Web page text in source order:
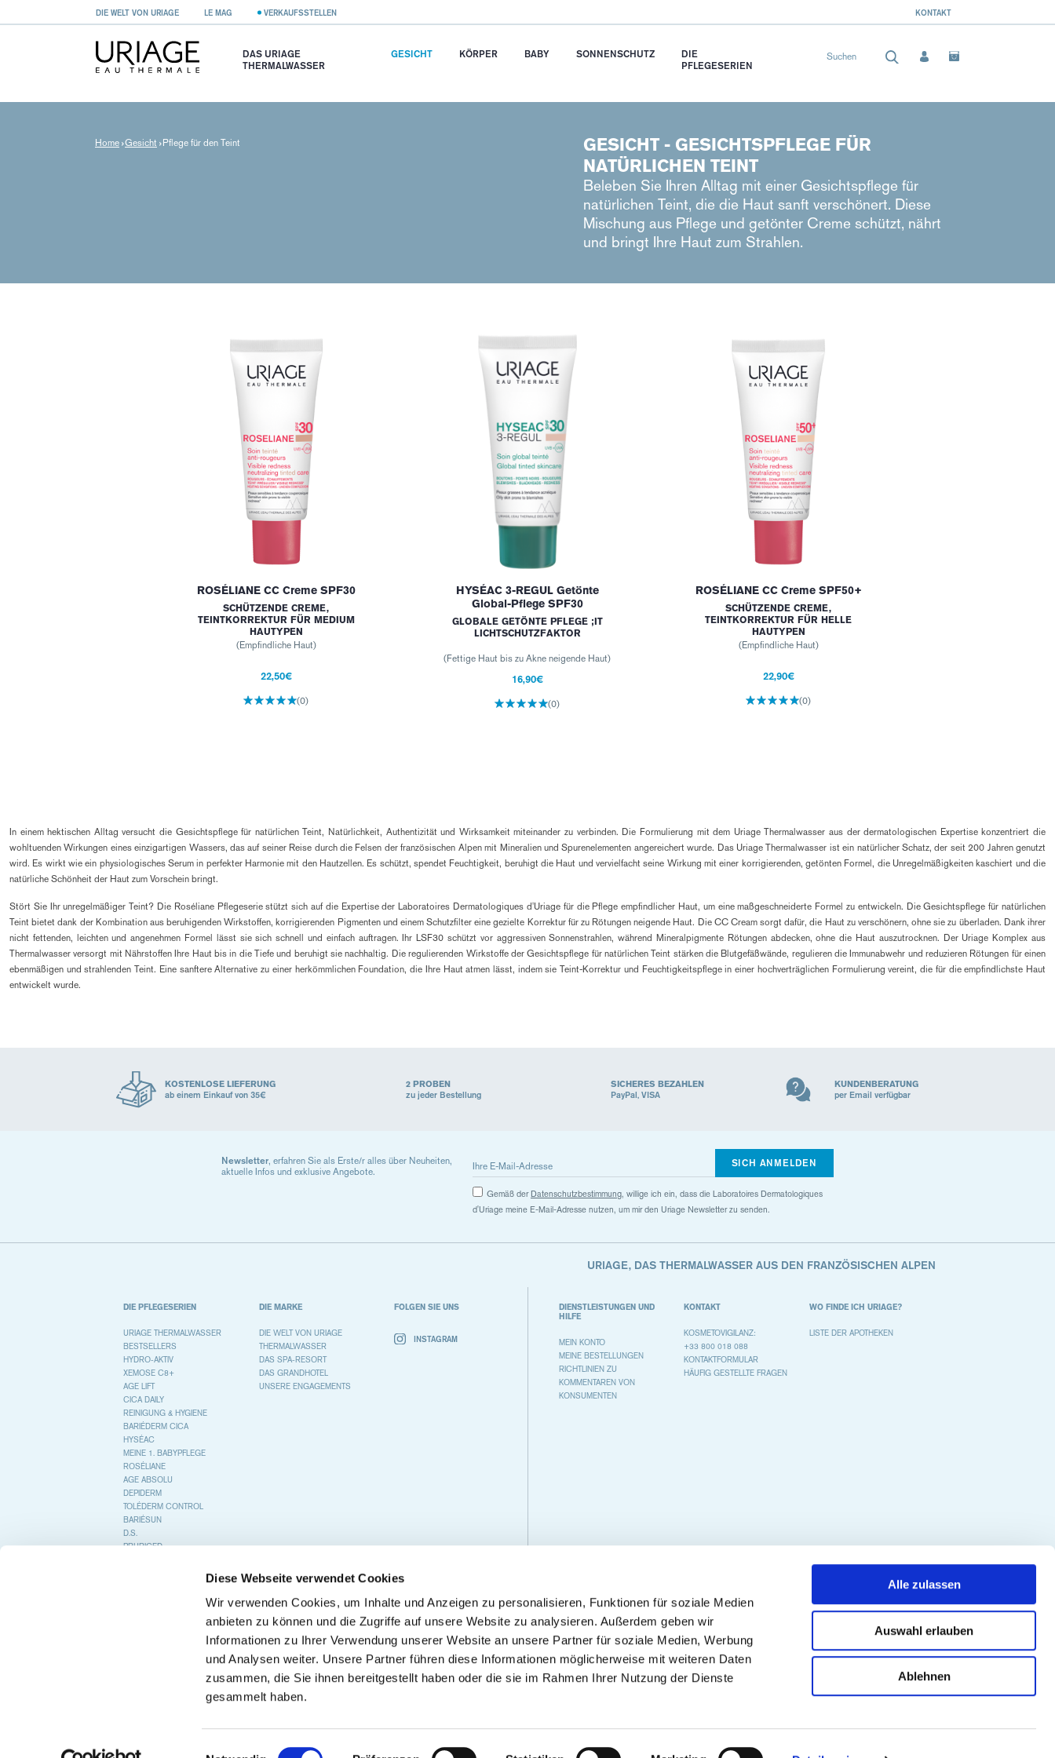
Diese Webseite verwendet Cookies
Wir verwenden Cookies, um Inhalte und Anzeigen zu personalisieren, Funktionen für soziale Medien
anbieten zu können und die Zugriffe auf unsere Website zu analysieren. Außerdem geben wir
Informationen zu Ihrer Verwendung unserer Website an unsere Partner für soziale Medien, Werbung
und Analysen weiter. Unsere Partner führen diese Informationen möglicherweise mit weiteren Daten
zusammen, die Sie ihnen bereitgestellt haben oder die sie im Rahmen Ihrer Nutzung der Dienste
gesammelt haben.
Einwilligungsauswahl
Alle zulassen
Auswahl erlauben
Ablehnen
DIE WELT VON URIAGE LE MAG VERKAUFSSTELLEN KONTAKT
DAS URIAGE
THERMALWASSER
GESICHT KÖRPER BABY SONNENSCHUTZ
DIE
PFLEGESERIEN
Home Gesicht Pflege für den Teint
GESICHT - GESICHTSPFLEGE FÜR
NATÜRLICHEN TEINT
Beleben Sie Ihren Alltag mit einer Gesichtspflege für
natürlichen Teint, die die Haut sanft verschönert. Diese
Mischung aus Pflege und getönter Creme schützt, nährt
und bringt Ihre Haut zum Strahlen.
ROSÉLIANE CC Creme SPF30
SCHÜTZENDE CREME,
TEINTKORREKTUR FÜR MEDIUM
HAUTYPEN
(Empfindliche Haut)
22,50€
(0)
HYSÉAC 3-REGUL Getönte
Global-Pflege SPF30
GLOBALE GETÖNTE PFLEGE ;IT
LICHTSCHUTZFAKTOR
(Fettige Haut bis zu Akne neigende Haut)
16,90€
(0)
ROSÉLIANE CC Creme SPF50+
SCHÜTZENDE CREME,
TEINTKORREKTUR FÜR HELLE
HAUTYPEN
(Empfindliche Haut)
22,90€
(0)
In einem hektischen Alltag versucht die Gesichtspflege für natürlichen Teint, Natürlichkeit, Authentizität und Wirksamkeit miteinander zu verbinden. Die Formulierung mit dem Uriage Thermalwasser aus der dermatologischen Expertise konzentriert die
wohltuenden Wirkungen eines einzigartigen Wassers, das auf seiner Reise durch die Felsen der französischen Alpen mit Mineralien und Spurenelementen angereichert wurde. Das Uriage Thermalwasser ist ein natürlicher Schatz, der seit 200 Jahren genutzt
wird. Es wirkt wie ein physiologisches Serum in perfekter Harmonie mit den Hautzellen. Es schützt, spendet Feuchtigkeit, beruhigt die Haut und vervielfacht seine Wirkung mit einer korrigierenden, getönten Formel, die Unregelmäßigkeiten kaschiert und die
natürliche Schönheit der Haut zum Vorschein bringt.
Stört Sie Ihr unregelmäßiger Teint? Die Roséliane Pflegeserie stützt sich auf die Expertise der Laboratoires Dermatologiques d'Uriage für die Pflege empfindlicher Haut, um eine maßgeschneiderte Formel zu entwickeln. Die Gesichtspflege für natürlichen
Teint bietet dank der Kombination aus beruhigenden Wirkstoffen, korrigierenden Pigmenten und einem Schutzfilter eine gezielte Korrektur für zu Rötungen neigende Haut. Die CC Cream sorgt dafür, die Haut zu verschönern, ohne sie zu überladen. Dank ihrer
nicht fettenden, leichten und angenehmen Formel lässt sie sich schnell und einfach auftragen. Ihr LSF30 schützt vor aggressiven Sonnenstrahlen, während Mineralpigmente Rötungen abdecken, ohne die Haut auszutrocknen. Der Uriage Komplex aus
Thermalwasser versorgt mit Nährstoffen Ihre Haut bis in die Tiefe und beruhigt sie nachhaltig. Die regulierenden Wirkstoffe der Gesichtspflege für natürlichen Teint stärken die Blutgefäßwände, regulieren die Immunabwehr und reduzieren Rötungen für einen
ebenmäßigen und strahlenden Teint. Eine sanftere Alternative zu einer herkömmlichen Foundation, die Ihre Haut atmen lässt, indem sie Teint-Korrektur und Feuchtigkeitspflege in einer hochverträglichen Formulierung vereint, die für die empfindlichste Haut
entwickelt wurde.
KOSTENLOSE LIEFERUNG
ab einem Einkauf von 35€
2 PROBEN
zu jeder Bestellung
SICHERES BEZAHLEN
PayPal, VISA
KUNDENBERATUNG
per Email verfügbar
Newsletter, erfahren Sie als Erste/r alles über Neuheiten,
aktuelle Infos und exklusive Angebote.
SICH ANMELDEN
Gemäß der Datenschutzbestimmung, willige ich ein, dass die Laboratoires Dermatologiques
d'Uriage meine E-Mail-Adresse nutzen, um mir den Uriage Newsletter zu senden.
URIAGE, DAS THERMALWASSER AUS DEN FRANZÖSISCHEN ALPEN
DIE PFLEGESERIEN
URIAGE THERMALWASSER
BESTSELLERS
HYDRO-AKTIV
XEMOSE C8+
AGE LIFT
CICA DAILY
REINIGUNG & HYGIENE
BARIÉDERM CICA
HYSÉAC
MEINE 1. BABYPFLEGE
ROSÉLIANE
AGE ABSOLU
DEPIDERM
TOLÉDERM CONTROL
BARIÉSUN
D.S.
PRURICED
BEGLEITENDE PFLEGE BEI
DIE MARKE
DIE WELT VON URIAGE
THERMALWASSER
DAS SPA-RESORT
DAS GRANDHOTEL
UNSERE ENGAGEMENTS
FOLGEN SIE UNS
INSTAGRAM
DIENSTLEISTUNGEN UND
HILFE
MEIN KONTO
MEINE BESTELLUNGEN
RICHTLINIEN ZU
KOMMENTAREN VON
KONSUMENTEN
KONTAKT
KOSMETOVIGILANZ:
+33 800 018 088
KONTAKTFORMULAR
HÄUFIG GESTELLTE FRAGEN
WO FINDE ICH URIAGE?
LISTE DER APOTHEKEN
© 2020 Uriage COOKIES PERSÖNLICHE DATEN NUTZUNGSBEDINGUNGEN PUIG